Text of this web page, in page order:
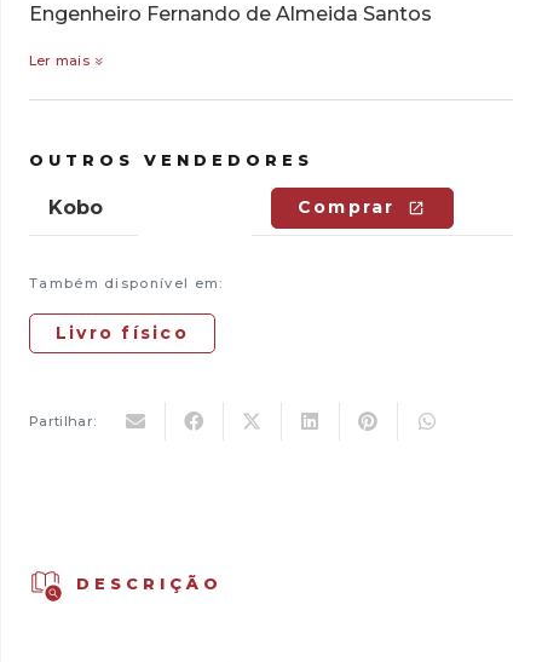
Engenheiro Fernando de Almeida Santos
Ler mais
OUTROS VENDEDORES
Kobo Comprar
Também disponível em:
Livro físico
Partilhar:
DESCRIÇÃO